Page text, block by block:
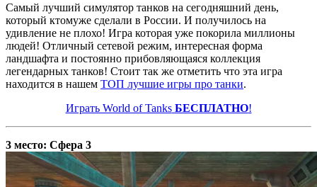
Самый лучший симулятор танков на сегодняшний день,
который ктомуже сделали в России. И получилось на
удивление не плохо! Игра которая уже покорила миллионы
людей! Отличный сетевой режим, интересная форма
ландшафта и постоянно прибовляющаяся коллекция
легендарных танков! Стоит так же отметить что эта игра
находится в нашем ТОП лучшие игры про танки.
Играть World of TanksБЕСПЛАТНО!
3 место: Сфера 3